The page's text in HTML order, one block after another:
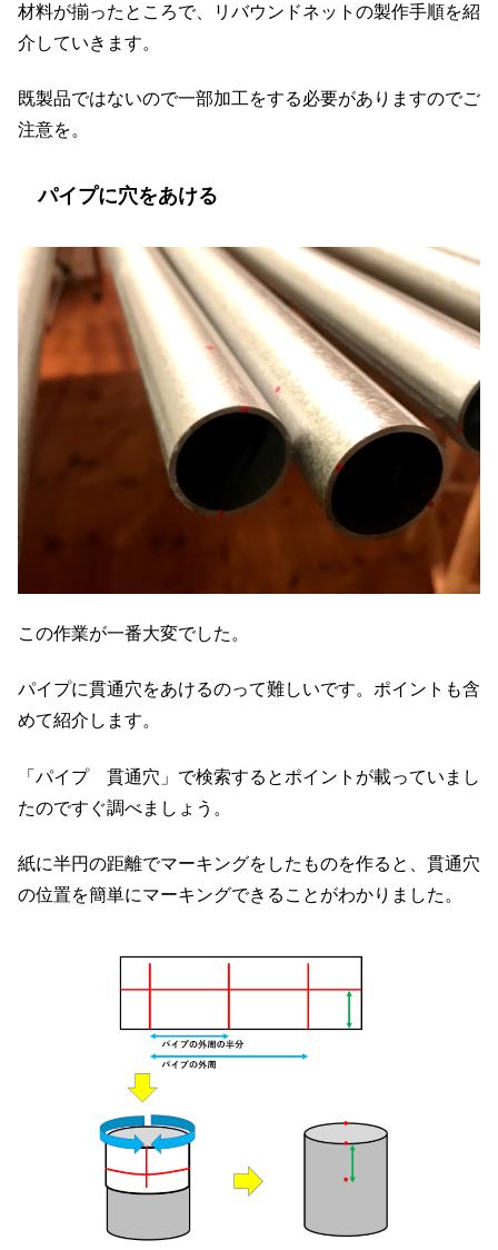
材料が揃ったところで、リバウンドネットの製作手順を紹
介していきます。
既製品ではないので一部加工をする必要がありますのでご
注意を。
パイプに穴をあける
この作業が一番大変でした。
パイプに貫通穴をあけるのって難しいです。ポイントも含
めて紹介します。
「パイプ 貫通穴」で検索するとポイントが載っていまし
たのですぐ調べましょう。
紙に半円の距離でマーキングをしたものを作ると、貫通穴
の位置を簡単にマーキングできることがわかりました。